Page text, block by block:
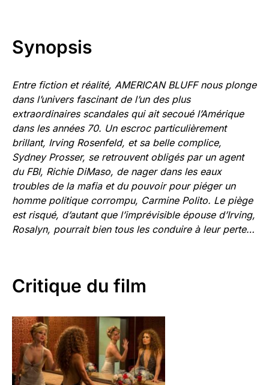
Synopsis
Entre fiction et réalité, AMERICAN BLUFF nous plonge
dans l’univers fascinant de l’un des plus
extraordinaires scandales qui ait secoué l’Amérique
dans les années 70. Un escroc particulièrement
brillant, Irving Rosenfeld, et sa belle complice,
Sydney Prosser, se retrouvent obligés par un agent
du FBI, Richie DiMaso, de nager dans les eaux
troubles de la mafia et du pouvoir pour piéger un
homme politique corrompu, Carmine Polito. Le piège
est risqué, d’autant que l’imprévisible épouse d’Irving,
Rosalyn, pourrait bien tous les conduire à leur perte…
Critique du film